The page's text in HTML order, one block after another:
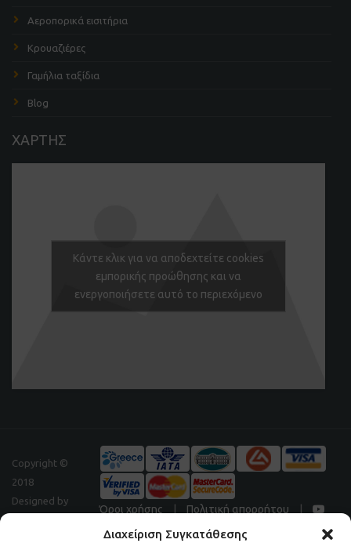
Διαχείριση Συγκατάθεσης
Αεροπορικά εισιτήρια
Κρουαζιέρες
Γαμήλια ταξίδια
Blog
ΧΑΡΤΗΣ
Κάντε κλικ για να αποδεχτείτε cookies
εμπορικής προώθησης και να
ενεργοποιήσετε αυτό το περιεχόμενο
Copyright ©
2018
Designed by
Όροι χρήσης Πολιτική απορρήτου